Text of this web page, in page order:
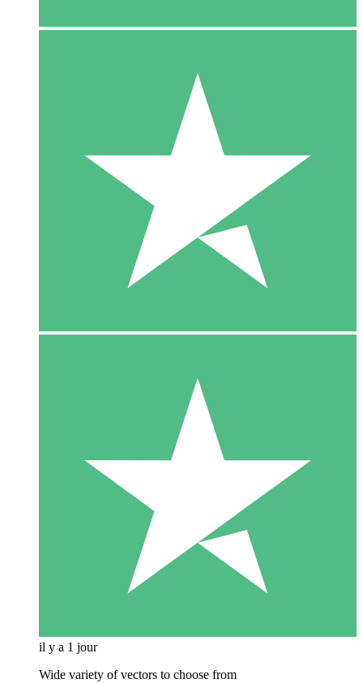
il y a 1 jour
Wide variety of vectors to choose from